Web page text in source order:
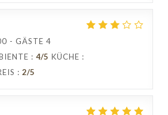
- GÄSTE 4
: 4/5 KÜCHE :
: 2/5